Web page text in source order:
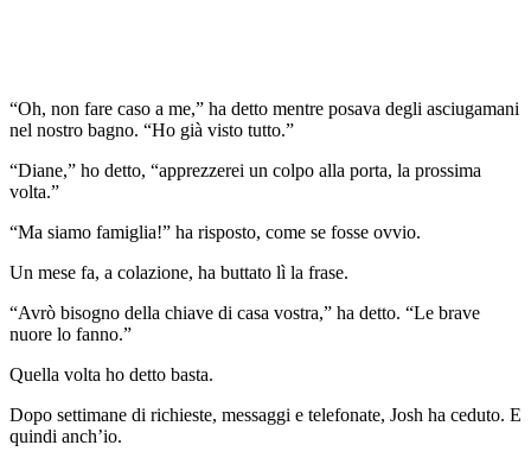
“Oh, non fare caso a me,” ha detto mentre posava degli asciugamani
nel nostro bagno. “Ho già visto tutto.”
“Diane,” ho detto, “apprezzerei un colpo alla porta, la prossima
volta.”
“Ma siamo famiglia!” ha risposto, come se fosse ovvio.
Un mese fa, a colazione, ha buttato lì la frase.
“Avrò bisogno della chiave di casa vostra,” ha detto. “Le brave
nuore lo fanno.”
Quella volta ho detto basta.
Dopo settimane di richieste, messaggi e telefonate, Josh ha ceduto. E
quindi anch’io.